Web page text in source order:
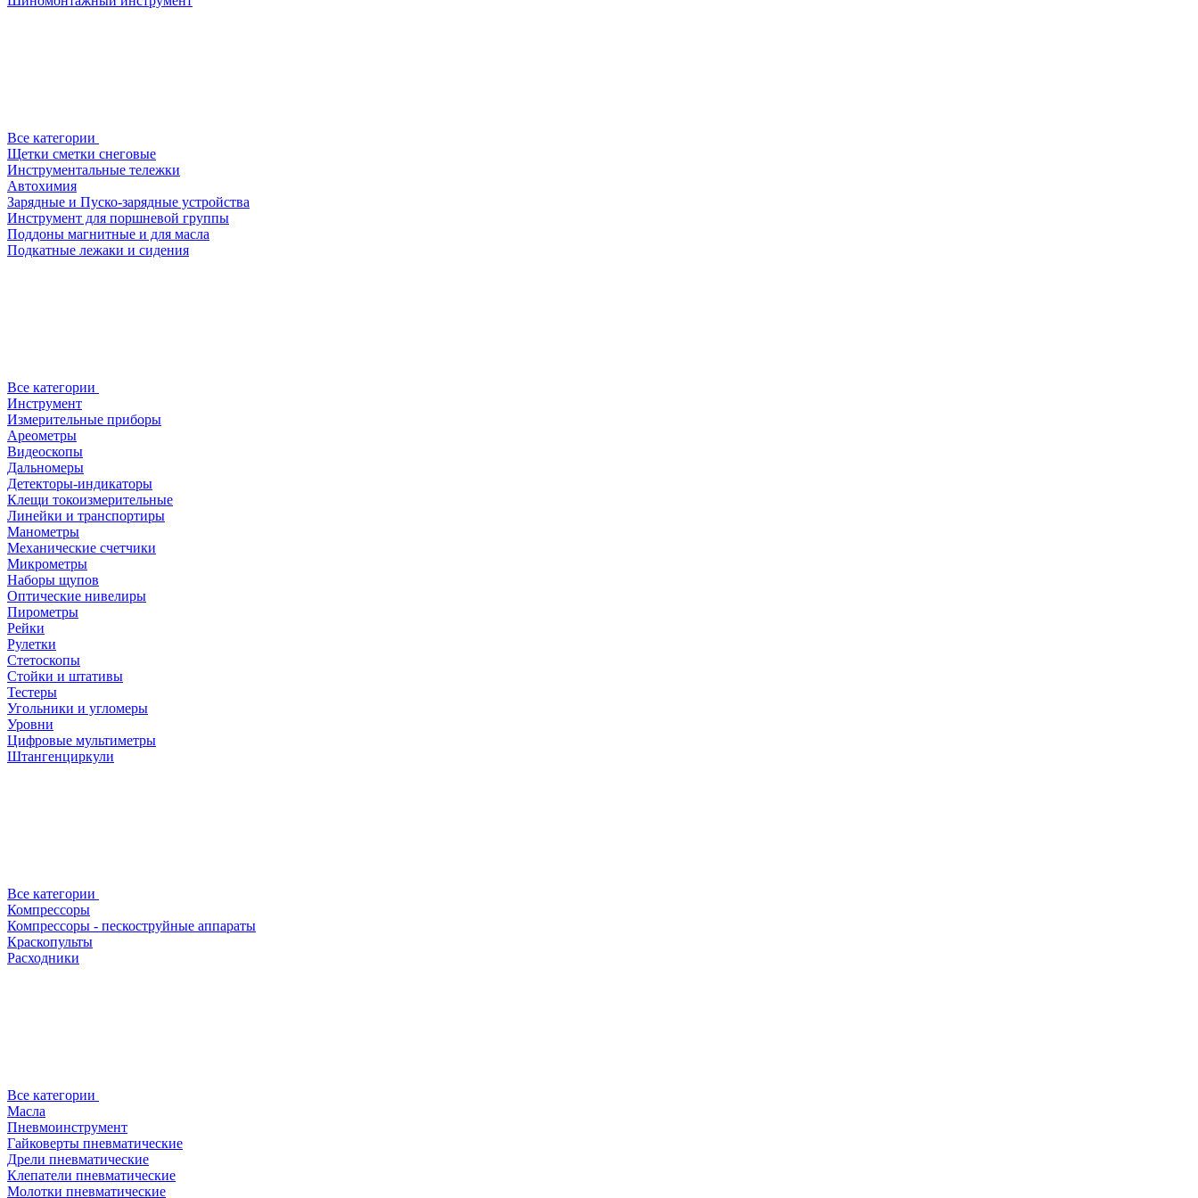
Все категории
Щетки сметки снеговые
Инструментальные тележки
Автохимия
Зарядные и Пуско-зарядные устройства
Инструмент для поршневой группы
Поддоны магнитные и для масла
Подкатные лежаки и сидения
Все категории
Инструмент
Измерительные приборы
Ареометры
Видеоскопы
Дальномеры
Детекторы-индикаторы
Клещи токоизмерительные
Линейки и транспортиры
Манометры
Механические счетчики
Микрометры
Наборы щупов
Оптические нивелиры
Пирометры
Рейки
Рулетки
Стетоскопы
Стойки и штативы
Тестеры
Угольники и угломеры
Уровни
Цифровые мультиметры
Штангенциркули
Все категории
Компрессоры
Компрессоры - пескоструйные аппараты
Краскопульты
Расходники
Все категории
Масла
Пневмоинструмент
Гайковерты пневматические
Дрели пневматические
Клепатели пневматические
Молотки пневматические